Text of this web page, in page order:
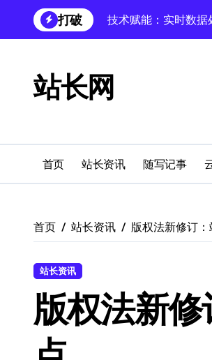
到
打破
实时数据技术领航
混合云视域下大数据
科技赋能：大数据实
技术赋能测试：数
智驭数据流：技术
站长网
首页 站长资讯 随写记事
首页 站长资讯 版权法新修订
站长资讯
版权法新